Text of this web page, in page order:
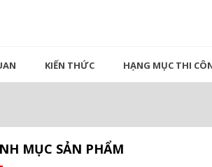
KIẾN THỨC HẠNG MỤC THI
MỤC SẢN PHẨM